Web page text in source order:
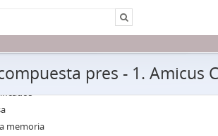
pres - 1. Amicus
memoria